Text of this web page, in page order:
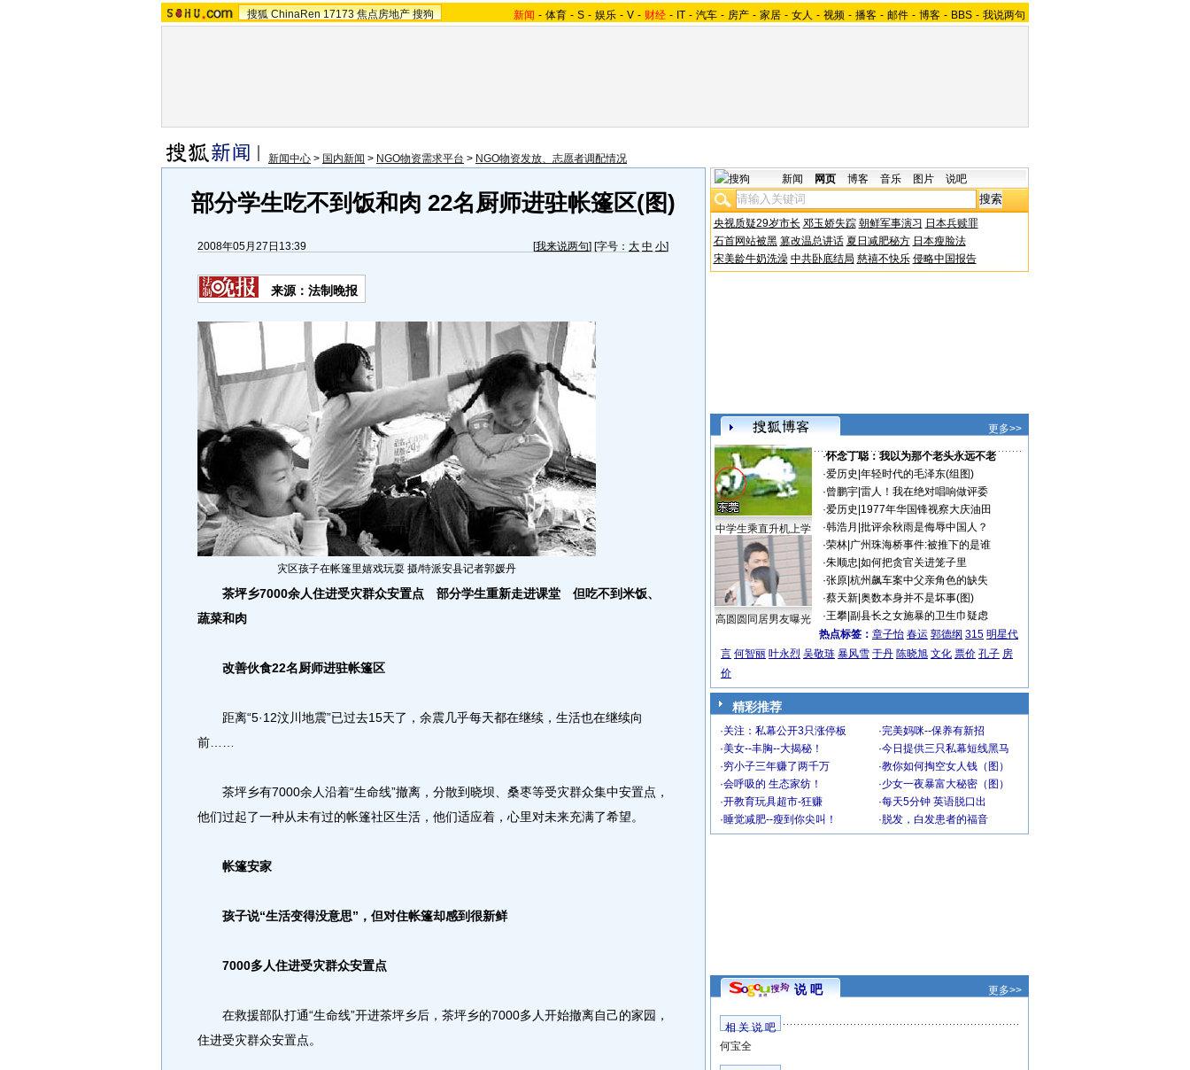
搜狐 ChinaRen 17173 焦点房地产 搜狗 新闻 - 体育 - S - 娱乐 - V - 财经 - IT - 汽车 - 房产 - 家居 - 女人 - 视频 - 播客 - 邮件 - 博客 - BBS - 我说两句
新闻中心 > 国内新闻 > NGO物资需求平台 > NGO物资发放、志愿者调配情况
部分学生吃不到饭和肉 22名厨师进驻帐篷区(图)
2008年05月27日13:39 [我来说两句] [字号： 大 中 小]
来源：法制晚报
灾区孩子在帐篷里嬉戏玩耍 摄/特派安县记者郭媛丹
茶坪乡7000余人住进受灾群众安置点 部分学生重新走进课堂 但吃不到米饭、
蔬菜和肉
改善伙食22名厨师进驻帐篷区
距离“5·12汶川地震”已过去15天了，余震几乎每天都在继续，生活也在继续向
前……
茶坪乡有7000余人沿着“生命线”撤离，分散到晓坝、桑枣等受灾群众集中安置点，
他们过起了一种从未有过的帐篷社区生活，他们适应着，心里对未来充满了希望。
帐篷安家
孩子说“生活变得没意思”，但对住帐篷却感到很新鲜
7000多人住进受灾群众安置点
在救援部队打通“生命线”开进茶坪乡后，茶坪乡的7000多人开始撤离自己的家园，
住进受灾群众安置点。
新闻 网页 博客 音乐 图片 说吧
央视质疑29岁市长 邓玉娇失踪 朝鲜军事演习 日本兵赎罪
石首网站被黑 篡改温总讲话 夏日减肥秘方 日本瘦脸法
宋美龄牛奶洗澡 中共卧底结局 慈禧不快乐 侵略中国报告
更多>>
中学生乘直升机上学
高圆圆同居男友曝光
·怀念丁聪：我以为那个老头永远不老
·爱历史 年轻时代的毛泽东(组图)
·曾鹏宇| 雷人！我在绝对唱响做评委
·爱历史 1977年华国锋视察大庆油田
·韩浩月 批评余秋雨是侮辱中国人？
·荣林| 广州珠海桥事件:被推下的是谁
·朱顺忠 如何把贪官关进笼子里
·张原| 杭州飙车案中父亲角色的缺失
·蔡天新| 奥数本身并不是坏事(图)
·王攀| 副县长之女施暴的卫生巾疑虑
热点标签： 章子怡 春运 郭德纲 315 明星代
言 何智丽 叶永烈 吴敬琏 暴风雪 于丹 陈晓旭 文化 票价 孔子 房
价
精彩推荐
·关注：私幕公开3只涨停板 ·完美妈咪--保养有新招
·美女--丰胸--大揭秘！ ·今日提供三只私幕短线黑马
·穷小子三年赚了两千万 ·教你如何掏空女人钱（图）
·会呼吸的 生态家纺！ ·少女一夜暴富大秘密（图）
·开教育玩具超市-狂赚 ·每天5分钟 英语脱口出
·睡觉减肥--瘦到你尖叫！ · 脱发，白发患者的福音
说 吧 更多>>
相 关 说 吧
何宝全